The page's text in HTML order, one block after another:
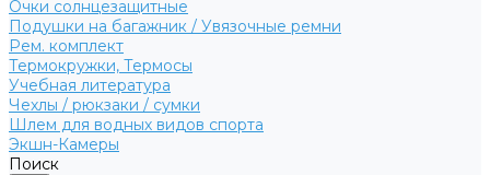
Очки солнцезащитные
Подушки на багажник / Увязочные ремни
Рем. комплект
Термокружки, Термосы
Учебная литература
Чехлы / рюкзаки / сумки
Шлем для водных видов спорта
Экшн-Камеры
Поиск